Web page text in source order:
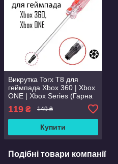
Викрутка Torx T8 для
геймпада Xbox 360 | Xbox
ONE | Xbox Series (Гарна
119 ₴ 149 ₴
Купити
Подібні товари компанії